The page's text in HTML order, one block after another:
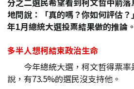
地問說：「真的嗎？你如何評估
年1月總統大選投票結果做的推論。
多半人想柯結束政治生命
今年總統大選，柯文哲得票
說，有73.5%的選民沒支持他。